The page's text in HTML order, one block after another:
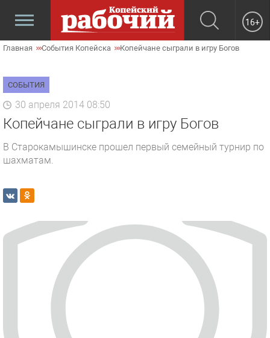
16+
Главная События Копейска Копейчане сыграли в игру Богов
СОБЫТИЯ
30 апреля 2014 08:50
Копейчане сыграли в игру Богов
В Старокамышинске прошел первый семейный турнир по
шахматам.